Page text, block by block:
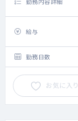
給与
勤務日数
お気に入り